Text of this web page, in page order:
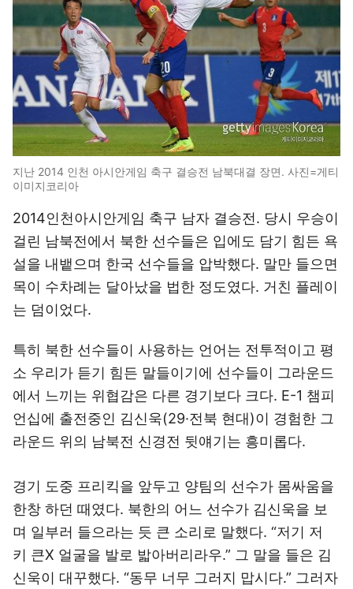
지난 2014 인천 아시안게임 축구 결승전 남북대결 장면. 사진=게티
이미지코리아
2014인천아시안게임 축구 남자 결승전. 당시 우승이
걸린 남북전에서 북한 선수들은 입에도 담기 힘든 욕
설을 내뱉으며 한국 선수들을 압박했다. 말만 들으면
목이 수차례는 달아났을 법한 정도였다. 거친 플레이
는 덤이었다.
특히 북한 선수들이 사용하는 언어는 전투적이고 평
소 우리가 듣기 힘든 말들이기에 선수들이 그라운드
에서 느끼는 위협감은 다른 경기보다 크다. E-1 챔피
언십에 출전중인 김신욱(29·전북 현대)이 경험한 그
라운드 위의 남북전 신경전 뒷얘기는 흥미롭다.
경기 도중 프리킥을 앞두고 양팀의 선수가 몸싸움을
한창 하던 때였다. 북한의 어느 선수가 김신욱을 보
며 일부러 들으라는 듯 큰 소리로 말했다. “저기 저
키 큰X 얼굴을 발로 밟아버리라우.” 그 말을 들은 김
신욱이 대꾸했다. “동무 너무 그러지 맙시다.” 그러자